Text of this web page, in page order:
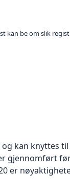
kan be om slik
kan knyttes
gjennomført
er